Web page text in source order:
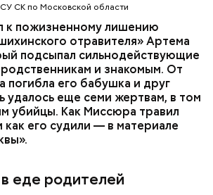
СК по Московской области
к пожизненному лишению
отравителя» Артема
подсыпал сильнодействующие
и знакомым. От
погибла его бабушка и друг
удалось еще семи жертвам, в том
убийцы. Как Миссюра травил
как его судили — в материале
еде родителей
из квартиры пострадавших.